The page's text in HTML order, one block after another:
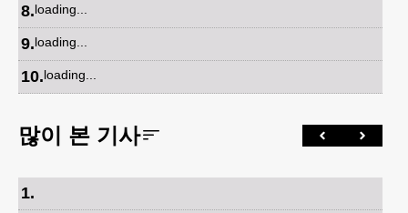
8.loading...
9.loading...
10.loading...
많이 본 기사
1.